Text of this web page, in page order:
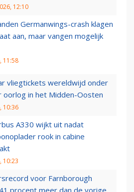
12:10
Germanwings-crash klagen
aan, maar vangen mogelijk
11:58
vliegtickets wereldwijd onder
oorlog in het Midden-Oosten
10:36
A330 wijkt uit nadat
rook in cabine
10:23
voor Farnborough